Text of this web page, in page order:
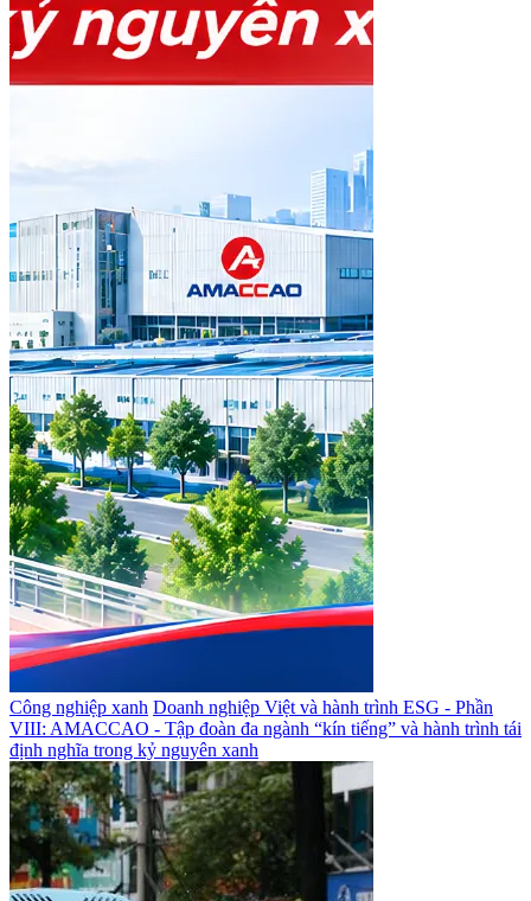
Công nghiệp xanh Doanh nghiệp Việt và hành trình ESG - Phần
VIII: AMACCAO - Tập đoàn đa ngành “kín tiếng” và hành trình tái
định nghĩa trong kỷ nguyên xanh